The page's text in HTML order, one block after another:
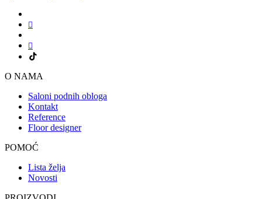
O NAMA
Saloni podnih obloga
Kontakt
Reference
Floor designer
POMOĆ
Lista želja
Novosti